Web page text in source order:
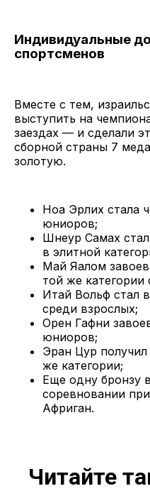
Индивидуальные
спортсменов
Вместе с тем,
выступить на
заездах — и сделали
сборной страны 7
золотую.
Ноа Эрлих стала
юниоров;
Шнеур Самах
в элитной
Май Яалом
той же
Итай Вольф стал
среди взрослых;
Орен Гафни
юниоров;
Эран Цур
же категории;
Еще одну бронзу
соревновании
Африган.
Читайте